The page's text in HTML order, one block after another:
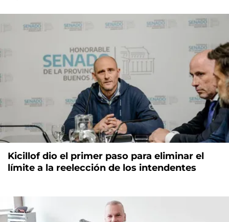
Kicillof dio el primer paso para eliminar el
límite a la reelección de los intendentes